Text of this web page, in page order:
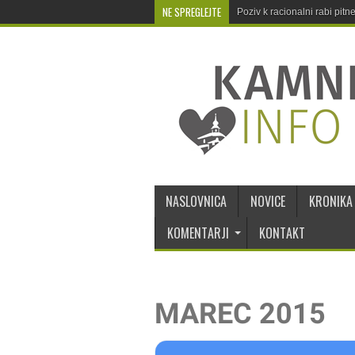
NE SPREGLEJTE Poziv k racionalni rabi
NASLOVNICA NOVICE
KRONIKA
KOMENTARJI
KONTAKT
MAREC 2015